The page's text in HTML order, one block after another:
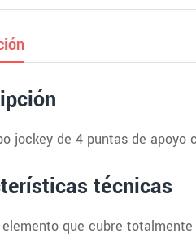
jockey de 4 puntas de
técnicas
elemento que cubre